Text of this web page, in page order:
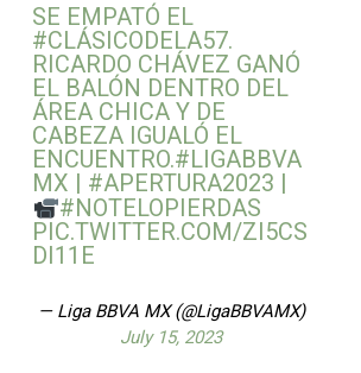
SE EMPATÓ EL
#CLÁSICODELA57.
RICARDO CHÁVEZ GANÓ
EL BALÓN DENTRO DEL
ÁREA CHICA Y DE
CABEZA IGUALÓ EL
ENCUENTRO.#LIGABBVA
MX | #APERTURA2023 |
#NOTELOPIERDAS
PIC.TWITTER.COM/ZI5CS
DI11E
— Liga BBVA MX (@LigaBBVAMX)
July 15, 2023